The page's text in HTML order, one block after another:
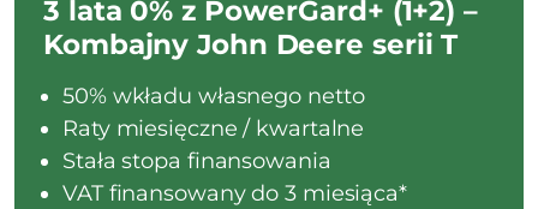
3 lata 0% z PowerGard+ (1+2) –
Kombajny John Deere serii T
50% wkładu własnego netto
Raty miesięczne / kwartalne
Stała stopa finansowania
VAT finansowany do 3 miesiąca*